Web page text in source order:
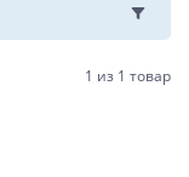
1 из 1 товар